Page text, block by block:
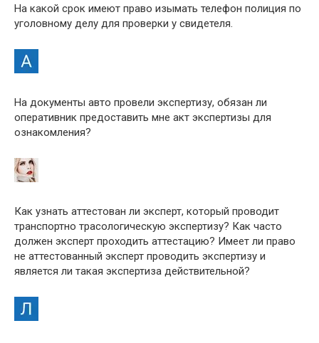
На какой срок имеют право изымать телефон полиция по
уголовному делу для проверки у свидетеля.
На документы авто провели экспертизу, обязан ли
оперативник предоставить мне акт экспертизы для
ознакомления?
Как узнать аттестован ли эксперт, который проводит
транспортно трасологическую экспертизу? Как часто
должен эксперт проходить аттестацию? Имеет ли право
не аттестованный эксперт проводить экспертизу и
является ли такая экспертиза действительной?